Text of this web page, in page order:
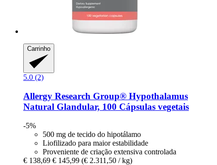
Carrinho
5.0 (2)
Allergy Research Group® Hypothalamus
Natural Glandular, 100 Cápsulas vegetais
-5%
500 mg de tecido do hipotálamo
Liofilizado para maior estabilidade
Proveniente de criação extensiva controlada
€ 138,69 € 145,99 (€ 2.311,50 / kg)